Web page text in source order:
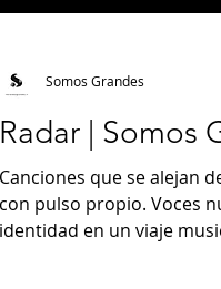
Radar | Somos
Canciones que se alejan
con pulso propio. Voces
identidad en un viaje
Somos Grandes